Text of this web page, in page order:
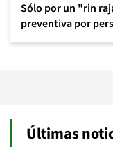
Sólo por un "rin
preventiva por
Últimas